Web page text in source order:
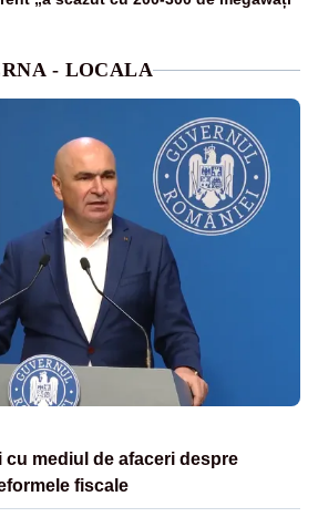
- LOCALA
cu mediul de afaceri despre
fiscale